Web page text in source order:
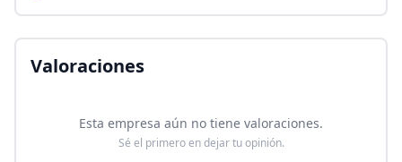
Valoraciones
Esta empresa aún no tiene valoraciones.
Sé el primero en dejar tu opinión.